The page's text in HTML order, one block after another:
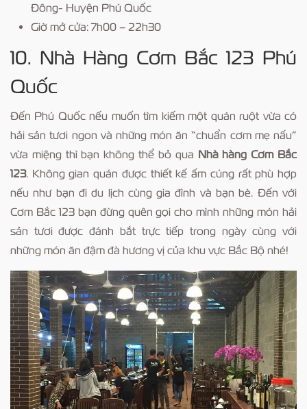
Đông- Huyện Phú Quốc
Giờ mở cửa: 7h00 – 22h30
10. Nhà Hàng Cơm Bắc 123 Phú
Quốc
Đến Phú Quốc nếu muốn tìm kiếm một quán ruột vừa có
hải sản tươi ngon và những món ăn “chuẩn cơm mẹ nấu”
vừa miệng thì bạn không thể bỏ qua Nhà hàng Cơm Bắc
123. Không gian quán được thiết kế ấm cúng rất phù hợp
nếu như bạn đi du lịch cùng gia đình và bạn bè. Đến với
Cơm Bắc 123 bạn đừng quên gọi cho mình những món hải
sản tươi được đánh bắt trực tiếp trong ngày cùng với
những món ăn đậm đà hương vị của khu vực Bắc Bộ nhé!